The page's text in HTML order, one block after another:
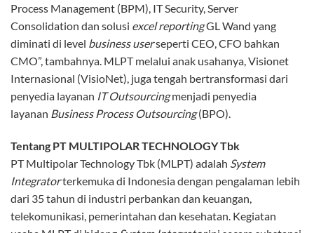
Process Management (BPM), IT Security, Server
Consolidation dan solusi excel reportingGL Wand yang
diminati di level business userseperti CEO, CFO bahkan
CMO”, tambahnya. MLPT melalui anak usahanya, Visionet
Internasional (VisioNet), juga tengah bertransformasi dari
penyedia layanan IT Outsourcingmenjadi penyedia
layanan Business Process Outsourcing(BPO).
Tentang PT MULTIPOLAR TECHNOLOGY Tbk
PT Multipolar Technology Tbk (MLPT) adalah System
Integratorterkemuka di Indonesia dengan pengalaman lebih
dari 35 tahun di industri perbankan dan keuangan,
telekomunikasi, pemerintahan dan kesehatan. Kegiatan